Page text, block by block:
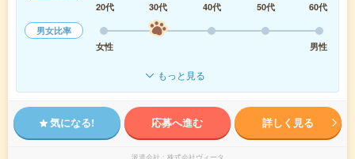
20代
30代 40代 50代
60代
男女比率
女性
男性
もっと見る
気になる! 応募へ進む 詳しく見る